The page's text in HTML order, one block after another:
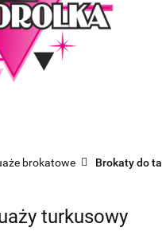
brokatowe Brokaty do
turkusowy